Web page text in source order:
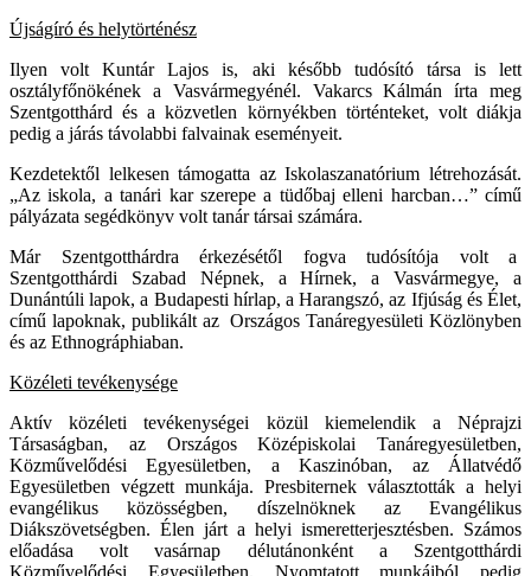
Újságíró és helytörténész
Ilyen volt Kuntár Lajos is, aki később tudósító társa is lett
osztályfőnökének a Vasvármegyénél. Vakarcs Kálmán írta meg
Szentgotthárd és a közvetlen környékben történteket, volt diákja
pedig a járás távolabbi falvainak eseményeit.
Kezdetektől lelkesen támogatta az Iskolaszanatórium létrehozását.
„Az iskola, a tanári kar szerepe a tüdőbaj elleni harcban…” című
pályázata segédkönyv volt tanár társai számára.
Már Szentgotthárdra érkezésétől fogva tudósítója volt a
Szentgotthárdi Szabad Népnek, a Hírnek, a Vasvármegye, a
Dunántúli lapok, a Budapesti hírlap, a Harangszó, az Ifjúság és Élet,
című lapoknak, publikált az Országos Tanáregyesületi Közlönyben
és az Ethnográphiaban.
Közéleti tevékenysége
Aktív közéleti tevékenységei közül kiemelendik a Néprajzi
Társaságban, az Országos Középiskolai Tanáregyesületben,
Közművelődési Egyesületben, a Kaszinóban, az Állatvédő
Egyesületben végzett munkája. Presbiternek választották a helyi
evangélikus közösségben, díszelnöknek az Evangélikus
Diákszövetségben. Élen járt a helyi ismeretterjesztésben. Számos
előadása volt vasárnap délutánonként a Szentgotthárdi
Közművelődési Egyesületben. Nyomtatott munkáiból pedig